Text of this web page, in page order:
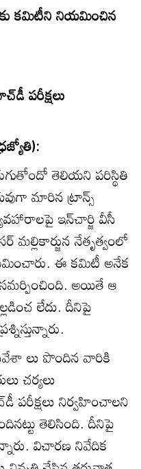
కమిటీని నియమించిన
పరీక్షలు
తెలియని పరిస్థితి
మారిన ట్రాన్స్‌
ఇన్‌చార్జి వీసీ
మల్లికార్జున నేతృత్వంలో
ఈ కమిటీ అనేక
అయితే ఆ
లేదు. దీనిపై
లు పొందిన వారికి
చర్యలు
పరీక్షలు నిర్వహించాలని
తెలిసింది. దీనిపై
విచారణ నివేదిక